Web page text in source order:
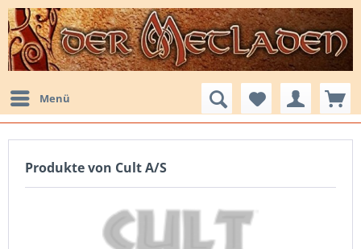
Menü
Produkte von Cult A/S